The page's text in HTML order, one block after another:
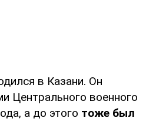
в Казани. Он
Центрального военного
а до этого тоже был